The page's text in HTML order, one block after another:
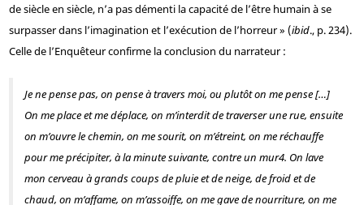
de siècle en siècle, n’a pas démenti la capacité de l’être humain à se
surpasser dans l’imagination et l’exécution de l’horreur » (ibid., p. 234).
Celle de l’Enquêteur confirme la conclusion du narrateur :
Je ne pense pas, on pense à travers moi, ou plutôt on me pense […]
On me place et me déplace, on m’interdit de traverser une rue, ensuite
on m’ouvre le chemin, on me sourit, on m’étreint, on me réchauffe
pour me précipiter, à la minute suivante, contre un mur4. On lave
mon cerveau à grands coups de pluie et de neige, de froid et de
chaud, on m’affame, on m’assoiffe, on me gave de nourriture, on me